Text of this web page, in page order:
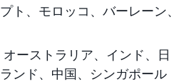
ト、モロッコ、バーレーン、
オーストラリア、インド、日
ンド、中国、シンガポール